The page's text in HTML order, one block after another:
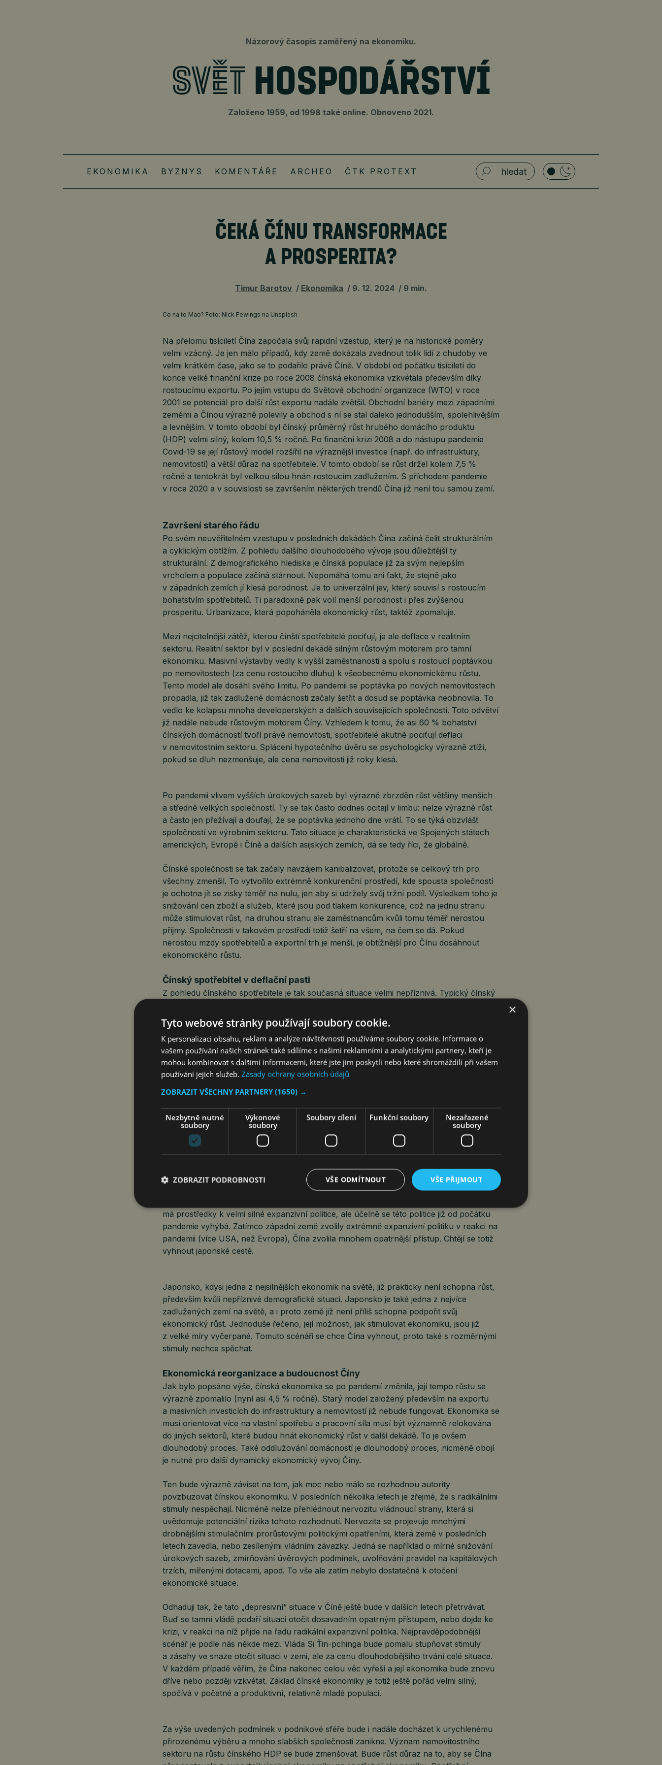
Názorový časopis zaměřený na ekonomiku.
Založeno 1959, od 1998 také online. Obnoveno 2021.
EKONOMIKA BYZNYS KOMENTÁŘE ARCHEO ČTK PROTEXT
ČEKÁ ČÍNU TRANSFORMACE
A PROSPERITA?
Timur Barotov Ekonomika 9. 12. 2024 9 min.
Co na to Mao? Foto: Nick Fewings na Unsplash
Na přelomu tisíciletí Čína započala svůj rapidní vzestup, který je na historické poměry
velmi vzácný. Je jen málo případů, kdy země dokázala zvednout tolik lidí z chudoby ve
velmi krátkém čase, jako se to podařilo právě Číně. V období od počátku tisíciletí do
konce velké finanční krize po roce 2008 čínská ekonomika vzkvétala především díky
rostoucímu exportu. Po jejím vstupu do Světové obchodní organizace (WTO) v roce
2001 se potenciál pro další růst exportu nadále zvětšil. Obchodní bariéry mezi západními
zeměmi a Čínou výrazně polevily a obchod s ní se stal daleko jednodušším, spolehlivějším
a levnějším. V tomto období byl čínský průměrný růst hrubého domácího produktu
(HDP) velmi silný, kolem 10,5 % ročně. Po finanční krizi 2008 a do nástupu pandemie
Covid-19 se její růstový model rozšířil na výraznější investice (např. do infrastruktury,
nemovitostí) a větší důraz na spotřebitele. V tomto období se růst držel kolem 7,5 %
ročně a tentokrát byl velkou silou hnán rostoucím zadlužením. S příchodem pandemie
v roce 2020 a v souvislosti se završením některých trendů Čína již není tou samou zemí.
Završení starého řádu
Po svém neuvěřitelném vzestupu v posledních dekádách Čína začíná čelit strukturálním
a cyklickým obtížím. Z pohledu dalšího dlouhodobého vývoje jsou důležitější ty
strukturální. Z demografického hlediska je čínská populace již za svým nejlepším
vrcholem a populace začíná stárnout. Nepomáhá tomu ani fakt, že stejně jako
v západních zemích jí klesá porodnost. Je to univerzální jev, který souvisí s rostoucím
bohatstvím spotřebitelů. Ti paradoxně pak volí menší porodnost i přes zvýšenou
prosperitu. Urbanizace, která popoháněla ekonomický růst, taktéž zpomaluje.
Mezi nejcitelnější zátěž, kterou čínští spotřebitelé pociťují, je ale deflace v realitním
sektoru. Realitní sektor byl v poslední dekádě silným růstovým motorem pro tamní
ekonomiku. Masivní výstavby vedly k vyšší zaměstnanosti a spolu s rostoucí poptávkou
po nemovitostech (za cenu rostoucího dluhu) k všeobecnému ekonomickému růstu.
Tento model ale dosáhl svého limitu. Po pandemii se poptávka po nových nemovitostech
propadla, již tak zadlužené domácnosti začaly šetřit a dosud se poptávka neobnovila. To
vedlo ke kolapsu mnoha developerských a dalších souvisejících společností. Toto odvětví
již nadále nebude růstovým motorem Číny. Vzhledem k tomu, že asi 60 % bohatství
čínských domácností tvoří právě nemovitosti, spotřebitelé akutně pociťují deflaci
v nemovitostním sektoru. Splácení hypotečního úvěru se psychologicky výrazně ztíží,
pokud se dluh nezmenšuje, ale cena nemovitosti již roky klesá.
Po pandemii vlivem vyšších úrokových sazeb byl výrazně zbrzděn růst většiny menších
a středně velkých společností. Ty se tak často dodnes ocitají v limbu: nelze výrazně růst
a často jen přežívají a doufají, že se poptávka jednoho dne vrátí. To se týká obzvlášť
společností ve výrobním sektoru. Tato situace je charakteristická ve Spojených státech
amerických, Evropě i Číně a dalších asijských zemích, dá se tedy říci, že globálně.
Čínské společnosti se tak začaly navzájem kanibalizovat, protože se celkový trh pro
všechny zmenšil. To vytvořilo extrémně konkurenční prostředí, kde spousta společností
je ochotna jít se zisky téměř na nulu, jen aby si udržely svůj tržní podíl. Výsledkem toho je
snižování cen zboží a služeb, které jsou pod tlakem konkurence, což na jednu stranu
může stimulovat růst, na druhou stranu ale zaměstnancům kvůli tomu téměř nerostou
příjmy. Společnosti v takovém prostředí totiž šetří na všem, na čem se dá. Pokud
nerostou mzdy spotřebitelů a exportní trh je menší, je obtížnější pro Čínu dosáhnout
ekonomického růstu.
Čínský spotřebitel v deflační pasti
Z pohledu čínského spotřebitele je tak současná situace velmi nepříznivá. Typický čínský
tohoto dluhu mírně klesá díky padajícím úrokovým sazbám v Číně. Na druhou stranu
jeho mzda roste velmi pomalu. Situaci poněkud odlehčuje fakt, že probíhá deflace
v cenách zboží. Ovšem tamní finanční trhy jsou v několikaletém setrvalém poklesu
a ceny nemovitostí, na kterých závisejí, klesají. Ve výsledku je tak nyní jen málo způsobů,
jak mohou čínské domácnosti zvýšit své bohatství, a je naopak více cest, jak mohou
zchudnout. Proto je nyní spotřebitelský sentiment na velmi nízké (depresivní) úrovni.
Domácnosti tak raději své prostředky ušetří v očekávání těžkých časů, nebo je
sektoru, který se v očekávání těžkých časů rozhodne uskromnit. To se zpětnou vazbou
zase negativně promítne do spotřebitelského sentimentu a vytváří se tzv. deflační spirála.
Z této spirály, jakmile se utvoří, je vždy těžké se dostat. Vyžaduje to radikální vládní
zásahy do ekonomiky k napravení takové situace.
Je Čína v deflační spirále? Částečně, nikoli úplně. Čím déle ovšem setrvá negativní
spotřebitelský sentiment, tím více se v této spirále bude ocitat. Proto mnoho západních
má prostředky k velmi silné expanzivní politice, ale účelně se této politice již od počátku
pandemie vyhýbá. Zatímco západní země zvolily extrémně expanzivní politiku v reakci na
pandemii (více USA, než Evropa), Čína zvolila mnohem opatrnější přístup. Chtějí se totiž
vyhnout japonské cestě.
Japonsko, kdysi jedna z nejsilnějších ekonomik na světě, již prakticky není schopna růst,
především kvůli nepříznivé demografické situaci. Japonsko je také jedna z nejvíce
zadlužených zemí na světě, a i proto země již není příliš schopna podpořit svůj
ekonomický růst. Jednoduše řečeno, její možnosti, jak stimulovat ekonomiku, jsou již
z velké míry vyčerpané. Tomuto scénáři se chce Čína vyhnout, proto také s rozměrnými
stimuly nechce spěchat.
Ekonomická reorganizace a budoucnost Číny
Jak bylo popsáno výše, čínská ekonomika se po pandemií změnila, její tempo růstu se
výrazně zpomalilo (nyní asi 4,5 % ročně). Starý model založený především na exportu
a masivních investicích do infrastruktury a nemovitostí již nebude fungovat. Ekonomika se
musí orientovat více na vlastní spotřebu a pracovní síla musí být významně relokována
do jiných sektorů, které budou hnát ekonomický růst v další dekádě. To je ovšem
dlouhodobý proces. Také oddlužování domácností je dlouhodobý proces, nicméně obojí
je nutné pro další dynamický ekonomický vývoj Číny.
Ten bude výrazně záviset na tom, jak moc nebo málo se rozhodnou autority
povzbuzovat čínskou ekonomiku. V posledních několika letech je zřejmé, že s radikálními
stimuly nespěchají. Nicméně nelze přehlédnout nervozitu vládnoucí strany, která si
uvědomuje potenciální rizika tohoto rozhodnutí. Nervozita se projevuje mnohými
drobnějšími stimulačními prorůstovými politickými opatřeními, která země v posledních
letech zavedla, nebo zesílenými vládními závazky. Jedná se například o mírné snižování
úrokových sazeb, zmírňování úvěrových podmínek, uvolňování pravidel na kapitálových
trzích, mířenými dotacemi, apod. To vše ale zatím nebylo dostatečné k otočení
ekonomické situace.
Odhaduji tak, že tato „depresivní“ situace v Číně ještě bude v dalších letech přetrvávat.
Buď se tamní vládě podaří situaci otočit dosavadním opatrným přístupem, nebo dojde ke
krizi, v reakci na níž přijde na řadu radikální expanzivní politika. Nejpravděpodobnější
scénář je podle nás někde mezi. Vláda Si Ťin-pchinga bude pomalu stupňovat stimuly
a zásahy ve snaze otočit situaci v zemi, ale za cenu dlouhodobějšího trvání celé situace.
V každém případě věřím, že Čína nakonec celou věc vyřeší a její ekonomika bude znovu
dříve nebo později vzkvétat. Základ čínské ekonomiky je totiž ještě pořád velmi silný,
spočívá v početné a produktivní, relativně mladé populaci.
Za výše uvedených podmínek v podnikové sféře bude i nadále docházet k urychlenému
přirozenému výběru a mnoho slabších společnosti zanikne. Význam nemovitostního
sektoru na růstu čínského HDP se bude zmenšovat. Bude růst důraz na to, aby se Čína
×
Tyto webové stránky používají soubory cookie.
K personalizaci obsahu, reklam a analýze návštěvnosti používáme soubory cookie. Informace o
vašem používání našich stránek také sdílíme s našimi reklamními a analytickými partnery, kteří je
mohou kombinovat s dalšími informacemi, které jste jim poskytli nebo které shromáždili při vašem
používání jejich služeb. Zásady ochrany osobních údajů
ZOBRAZIT VŠECHNY PARTNERY (1650) →
Nezbytně nutné
soubory
Výkonové
soubory
Soubory cílení Funkční soubory
Nezařazené
soubory
VŠE PŘIJMOUT
VŠE ODMÍTNOUT
ZOBRAZIT PODROBNOSTI